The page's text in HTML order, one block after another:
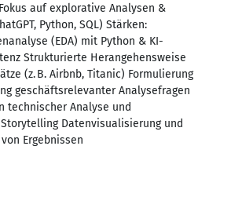
auf explorative Analysen &
Python, SQL) Stärken:
(EDA) mit Python & KI-
Strukturierte Herangehensweise
(z. B. Airbnb, Titanic) Formulierung
geschäftsrelevanter Analysefragen
technischer Analyse und
Datenvisualisierung und
Ergebnissen